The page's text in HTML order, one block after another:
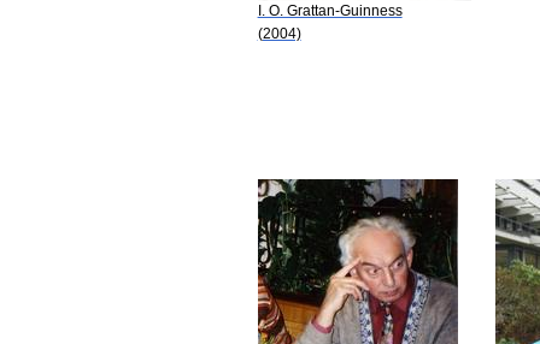
I. O. Grattan-Guinness
(2004)